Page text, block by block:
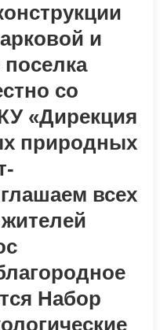
и
со
«Дирекция
природных
всех
Набор